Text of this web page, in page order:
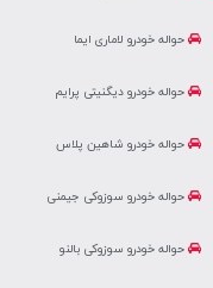
حواله خودرو لاماری ایما
حواله خودرو دیگنیتی پرایم
حواله خودرو شاهین پلاس
حواله خودرو سوزوکی جیمنی
حواله خودرو سوزوکی بالنو